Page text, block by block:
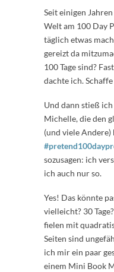
Seit einigen
Welt am 100 Day
täglich etwas
gereizt da
100 Tage sind?
dachte ich.
Und dann stieß
Michelle, die den
(und viele
sozusagen: ich
ich auch nur so.
Yes! Das könnte
vielleicht? 30
fielen mit
Seiten sind
ich mir ein paar
einem Mini Book